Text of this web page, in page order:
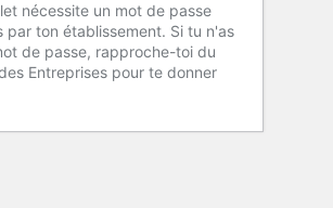
nécessite un mot de passe
par ton établissement. Si tu n'as
de passe, rapproche-toi du
Entreprises pour te donner